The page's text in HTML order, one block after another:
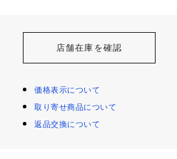
店舗在庫を確認
価格表示について
取り寄せ商品について
返品交換について